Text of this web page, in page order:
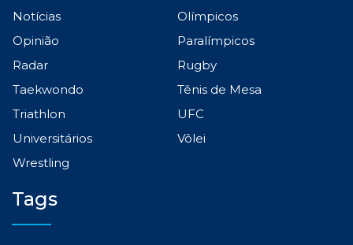
Notícias
Olímpicos
Opinião
Paralímpicos
Radar
Rugby
Taekwondo
Tênis de Mesa
Triathlon
UFC
Universitários
Vôlei
Wrestling
Tags